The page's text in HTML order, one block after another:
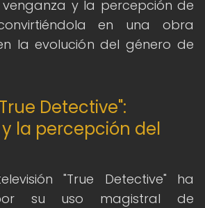
y la percepción de
en una obra
la evolución del género de
Detective":
la percepción del
"True Detective" ha
su uso magistral de